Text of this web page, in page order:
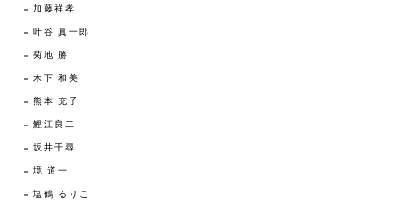
加藤祥孝
叶谷 真一郎
菊地 勝
木下 和美
熊本 充子
鯉江良二
坂井千尋
境 道一
塩鶴 るりこ